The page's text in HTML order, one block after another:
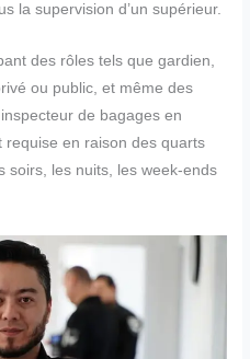
la supervision d’un supérieur.
des rôles tels que gardien,
ou public, et même des
de bagages en
requise en raison des quarts
soirs, les nuits, les week-ends